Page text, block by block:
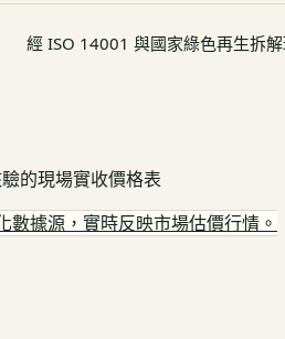
經 ISO 14001 與國家綠色再生拆
的現場實收價格表
數據源，實時反映市場估價行情。